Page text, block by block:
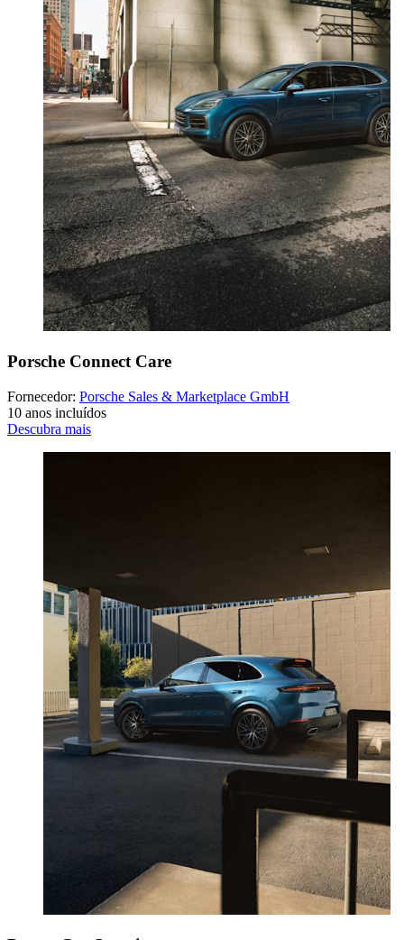
Porsche Connect Care
Fornecedor: Porsche Sales & Marketplace GmbH
10 anos incluídos
Descubra mais